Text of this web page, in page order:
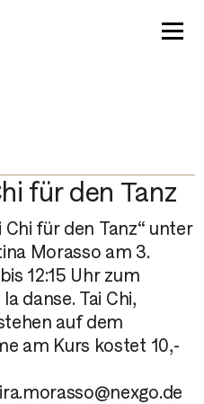
für den Tanz
Chi für den Tanz“ unter
Morasso am 3.
12:15 Uhr zum
danse. Tai Chi,
auf dem
am Kurs kostet 10,-